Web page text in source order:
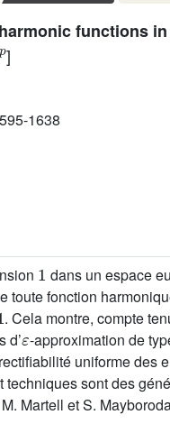
functions in
p]
1638
1
dans un espace
toute fonction
. Cela montre, compte
d’
ε
-approximation de
uniforme des
techniques sont des
Martell et S.